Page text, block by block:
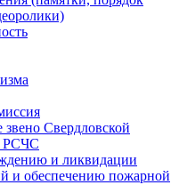
звено Свердловской
РСЧС
и ликвидации
и обеспечению пожарной